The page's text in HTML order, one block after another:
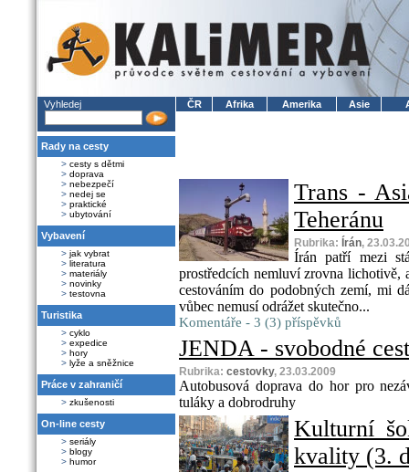
Vyhledej
Rady na cesty
> cesty s dětmi
> doprava
> nebezpečí
> nedej se
> praktické
> ubytování
Vybavení
> jak vybrat
> literatura
> materiály
> novinky
> testovna
Turistika
> cyklo
> expedice
> hory
> lyže a sněžnice
Práce v zahraničí
> zkušenosti
On-line cesty
> seriály
> blogy
> humor
ČR Afrika Amerika Asie
Trans -
Teheránu
Rubrika: Írán,
Írán patří mezi
prostředcích nemluví zrovna lichotivě,
cestováním do podobných zemí, mi
vůbec nemusí odrážet skutečno...
Komentáře - 3 (3) příspěvků
JENDA - svobodné
Rubrika: cestovky, 23.03.2009
Autobusová doprava do hor pro
tuláky a dobrodruhy
Kulturní
kvality (3.